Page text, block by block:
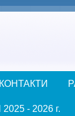
КОНТАКТИ
- 2026 г.